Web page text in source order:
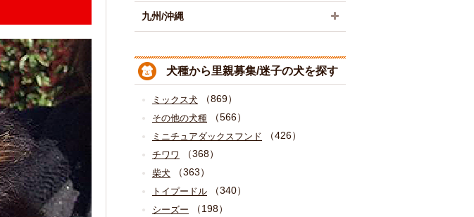
九州/沖縄
犬種から里親募集/迷子の犬を探す
ミックス犬 （869）
その他の犬種 （566）
ミニチュアダックスフンド （426）
チワワ （368）
柴犬 （363）
トイプードル （340）
シーズー （198）